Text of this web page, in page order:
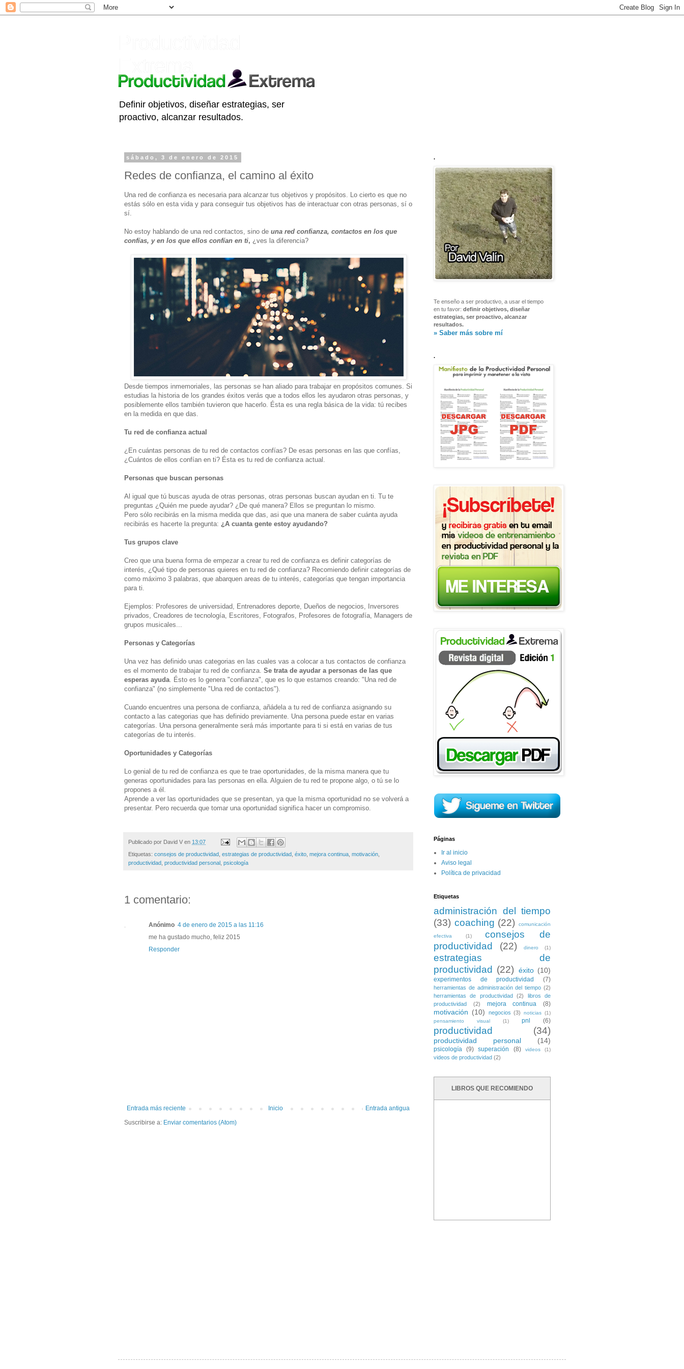
Definir objetivos, diseñar estrategias, ser
proactivo, alcanzar resultados.
sábado, 3 de enero de 2015
Redes de confianza, el camino al éxito
Una red de confianza es necesaria para alcanzar tus objetivos y propósitos. Lo cierto es que no
estás sólo en esta vida y para conseguir tus objetivos has de interactuar con otras personas, sí o
sí.
No estoy hablando de una red contactos, sino de una red confianza, contactos en los que
confías, y en los que ellos confían en ti, ¿ves la diferencia?
Desde tiempos inmemoriales, las personas se han aliado para trabajar en propósitos comunes. Si
estudias la historia de los grandes éxitos verás que a todos ellos les ayudaron otras personas, y
posiblemente ellos también tuvieron que hacerlo. Ésta es una regla básica de la vida: tú recibes
en la medida en que das.
Tu red de confianza actual
¿En cuántas personas de tu red de contactos confías? De esas personas en las que confías,
¿Cuántos de ellos confían en ti? Ésta es tu red de confianza actual.
Personas que buscan personas
Al igual que tú buscas ayuda de otras personas, otras personas buscan ayudan en ti. Tu te
preguntas ¿Quién me puede ayudar? ¿De qué manera? Ellos se preguntan lo mismo.
Pero sólo recibirás en la misma medida que das, asi que una manera de saber cuánta ayuda
recibirás es hacerte la pregunta: ¿A cuanta gente estoy ayudando?
Tus grupos clave
Creo que una buena forma de empezar a crear tu red de confianza es definir categorías de
interés, ¿Qué tipo de personas quieres en tu red de confianza? Recomiendo definir categorías de
como máximo 3 palabras, que abarquen areas de tu interés, categorías que tengan importancia
para ti.
Ejemplos: Profesores de universidad, Entrenadores deporte, Dueños de negocios, Inversores
privados, Creadores de tecnología, Escritores, Fotografos, Profesores de fotografía, Managers de
grupos musicales...
Personas y Categorías
Una vez has definido unas categorias en las cuales vas a colocar a tus contactos de confianza
es el momento de trabajar tu red de confianza. Se trata de ayudar a personas de las que
esperas ayuda . Ésto es lo genera "confianza", que es lo que estamos creando: "Una red de
confianza" (no simplemente "Una red de contactos").
Cuando encuentres una persona de confianza, añádela a tu red de confianza asignando su
contacto a las categorias que has definido previamente. Una persona puede estar en varias
categorías. Una persona generalmente será más importante para ti si está en varias de tus
categorías de tu interés.
Oportunidades y Categorías
Lo genial de tu red de confianza es que te trae oportunidades, de la misma manera que tu
generas oportunidades para las personas en ella. Alguien de tu red te propone algo, o tú se lo
propones a él.
Aprende a ver las oportunidades que se presentan, ya que la misma oportunidad no se volverá a
presentar. Pero recuerda que tomar una oportunidad significa hacer un compromiso.
Publicado por David V en 13:07
Etiquetas: consejos de productividad estrategias de productividad éxito mejora continua motivación
productividad productividad personal psicología
1 comentario:
Anónimo 4 de enero de 2015 a las 11:16
me ha gustado mucho, feliz 2015
Responder
Entrada más reciente Entrada antigua
Inicio
Suscribirse a: Enviar comentarios (Atom)
.
Te enseño a ser productivo, a usar el tiempo
en tu favor: definir objetivos, diseñar
estrategias, ser proactivo, alcanzar
resultados.
» Saber más sobre mí
.
Páginas
Ir al inicio
Aviso legal
Política de privacidad
Etiquetas
administración del tiempo
(33) coaching (22) comunicación
efectiva (1)
consejos de
productividad
(22) dinero (1)
estrategias de
productividad (22) éxito (10)
experimentos de productividad (7)
herramientas de administración del tiempo (2)
herramientas de productividad
(2)
libros de
productividad
(2) mejora continua (8)
motivación (10) negocios (3) noticias (1)
pensamiento visual
(1) pnl (6)
productividad (34)
productividad personal (14)
psicología (9) superación (8) videos (1)
videos de productividad (2)
LIBROS QUE RECOMIENDO